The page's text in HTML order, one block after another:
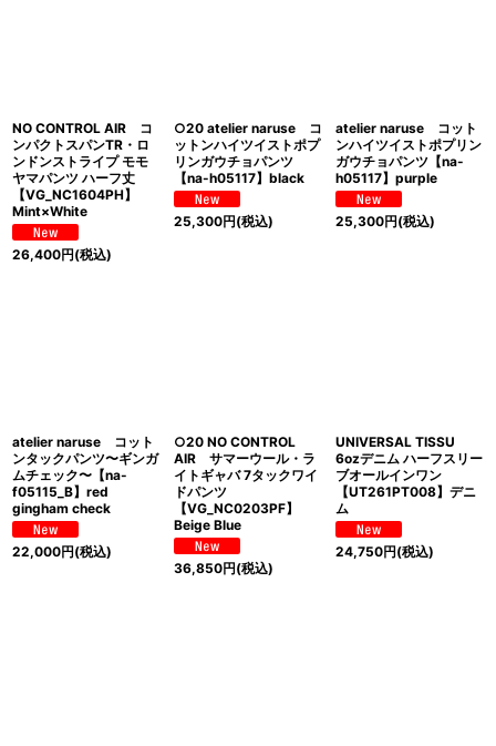
NO CONTROL AIR コ
ンパクトスパンTR・ロ
ンドンストライプ モモ
ヤマパンツ ハーフ丈
【VG_NC1604PH】
Mint×White
26,400円(税込)
○20 atelier naruse コ
ットンハイツイストポプ
リンガウチョパンツ
【na-h05117】black
25,300円(税込)
atelier naruse コット
ンハイツイストポプリン
ガウチョパンツ【na-
h05117】purple
25,300円(税込)
atelier naruse コット
ンタックパンツ〜ギンガ
ムチェック〜【na-
f05115_B】red
gingham check
22,000円(税込)
○20 NO CONTROL
AIR サマーウール・ラ
イトギャバ 7タックワイ
ドパンツ
【VG_NC0203PF】
Beige Blue
36,850円(税込)
UNIVERSAL TISSU
6ozデニム ハーフスリー
ブオールインワン
【UT261PT008】デニ
ム
24,750円(税込)